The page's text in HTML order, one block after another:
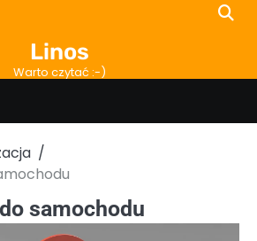
Linos
Warto czytać :-)
samochodu